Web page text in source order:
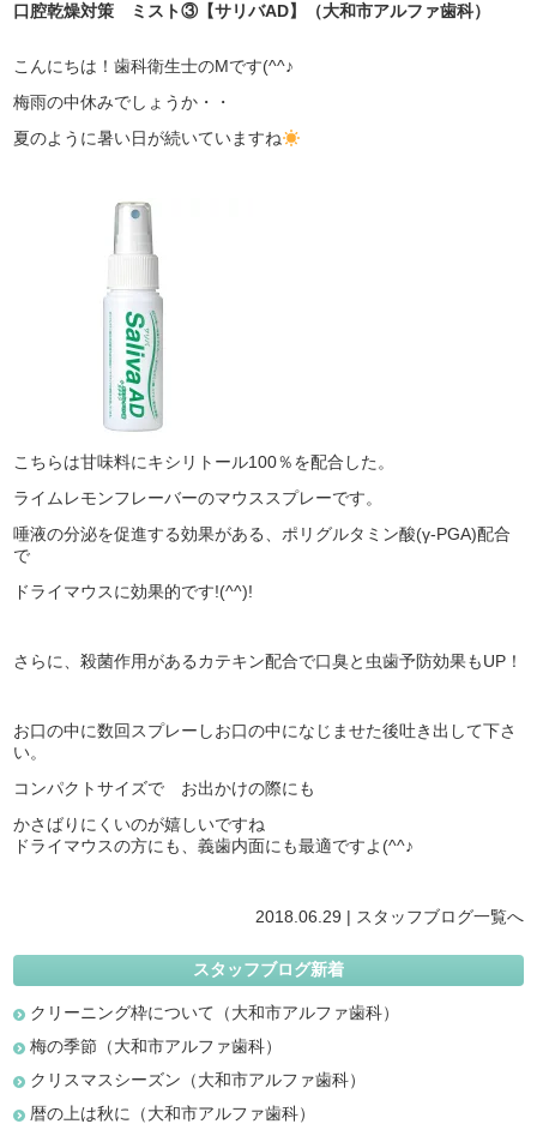
口腔乾燥対策 ミスト③【サリバAD】（大和市アルファ歯科）
こんにちは！歯科衛生士のMです(^^♪
梅雨の中休みでしょうか・・
夏のように暑い日が続いていますね
こちらは甘味料にキシリトール100％を配合した。
ライムレモンフレーバーのマウススプレーです。
唾液の分泌を促進する効果がある、ポリグルタミン酸(γ-PGA)配合
で
ドライマウスに効果的です!(^^)!
さらに、殺菌作用があるカテキン配合で口臭と虫歯予防効果もUP！
お口の中に数回スプレーしお口の中になじませた後吐き出して下さ
い。
コンパクトサイズで お出かけの際にも
かさばりにくいのが嬉しいですね
ドライマウスの方にも、義歯内面にも最適ですよ(^^♪
2018.06.29 | スタッフブログ一覧へ
スタッフブログ新着
クリーニング枠について（大和市アルファ歯科）
梅の季節（大和市アルファ歯科）
クリスマスシーズン（大和市アルファ歯科）
暦の上は秋に（大和市アルファ歯科）